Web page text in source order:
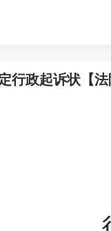
行政起诉状【